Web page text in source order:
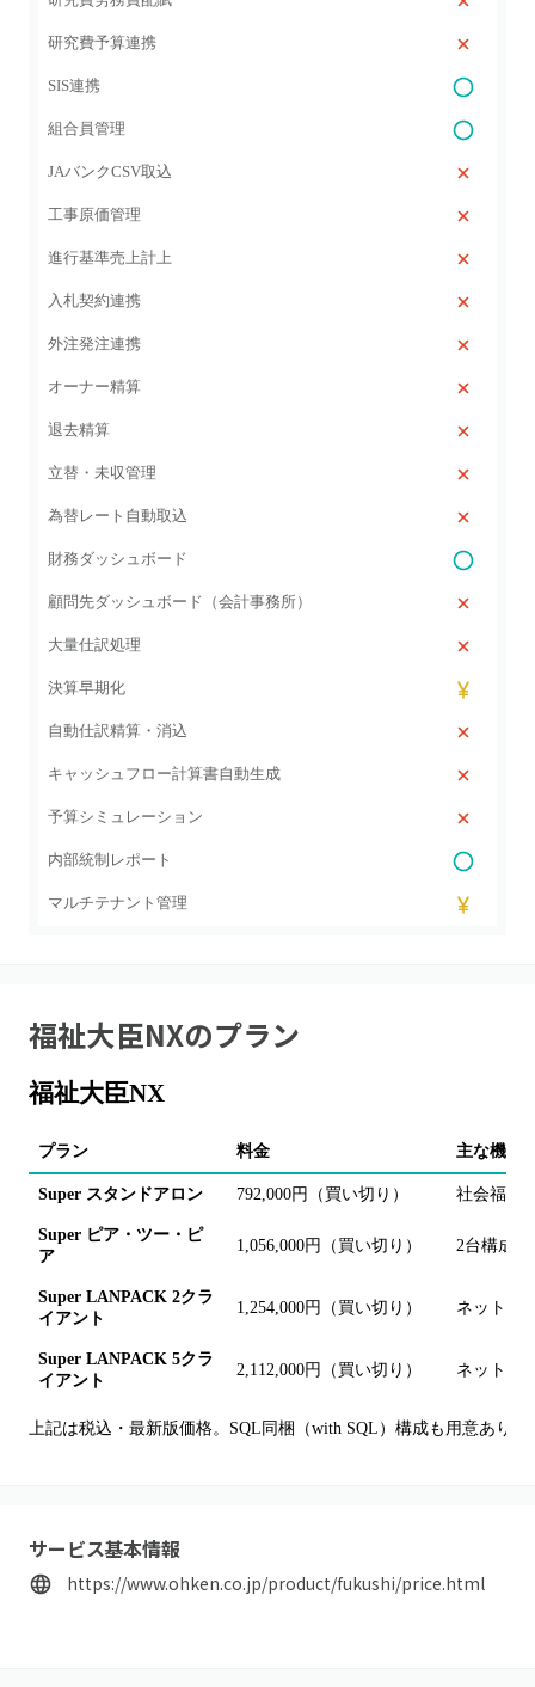
研究費予算連携
SIS連携
組合員管理
JAバンクCSV取込
工事原価管理
進行基準売上計上
入札契約連携
外注発注連携
オーナー精算
退去精算
立替・未収管理
為替レート自動取込
財務ダッシュボード
顧問先ダッシュボード（会計事務所）
大量仕訳処理
決算早期化
自動仕訳精算・消込
キャッシュフロー計算書自動生成
予算シミュレーション
内部統制レポート
マルチテナント管理
福祉大臣NXのプラン
福祉大臣NX
プラン 料金 主な機能
Super スタンドアロン 792,000円（買い切り） 社会福祉
Super ピア・ツー・ピ
ア
1,056,000円（買い切り） 2台構成
Super LANPACK 2クラ
イアント
1,254,000円（買い切り） ネットワ
Super LANPACK 5クラ
イアント
2,112,000円（買い切り） ネットワ
上記は税込・最新版価格。SQL同梱（with SQL）構成も用意あり。
サービス基本情報
https://www.ohken.co.jp/product/fukushi/price.html